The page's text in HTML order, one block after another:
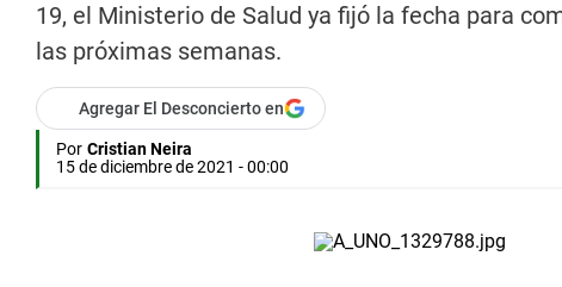
19, el Ministerio de Salud ya fijó la fecha para
las próximas semanas.
Agregar El Desconcierto en
Por Cristian Neira
15 de diciembre de 2021 - 00:00